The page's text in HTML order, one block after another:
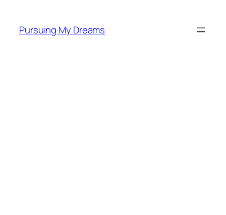
content
Pursuing My Dreams